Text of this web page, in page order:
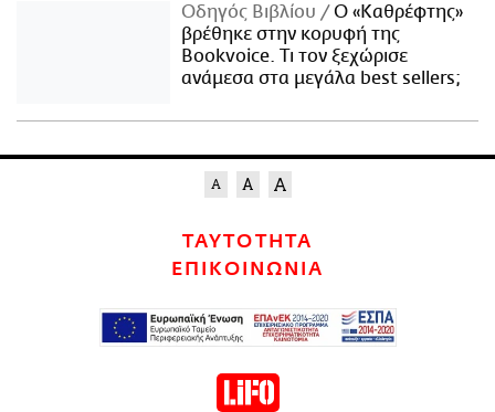
Οδηγός Βιβλίου
Ο «Καθρέφτης»
βρέθηκε στην κορυφή της
Bookvoice. Τι τον ξεχώρισε
ανάμεσα στα μεγάλα best sellers;
ΤΑΥΤΟΤΗΤΑ
ΕΠΙΚΟΙΝΩΝΙΑ